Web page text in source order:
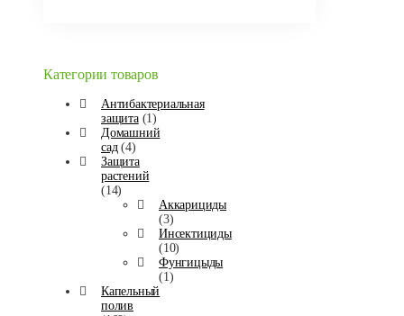
Категории товаров
Антибактериальная
защита (1)
Домашний
сад (4)
Защита
растений
(14)
Аккарициды
(3)
Инсектициды
(10)
Фунгицыды
(1)
Капельный
полив